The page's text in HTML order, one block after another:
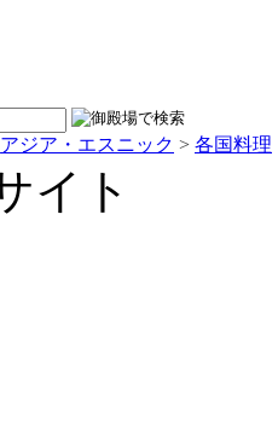
アジア・エスニック > 各国料理
イト